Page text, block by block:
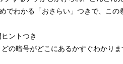
わかる「おさらい」つきで、この
ントつき
の暗号がどこにあるかすぐわかり